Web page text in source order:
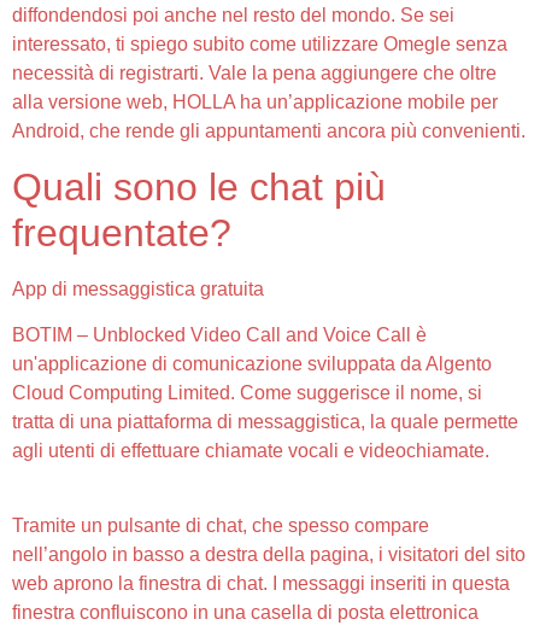
diffondendosi poi anche nel resto del mondo. Se sei
interessato, ti spiego subito come utilizzare Omegle senza
necessità di registrarti. Vale la pena aggiungere che oltre
alla versione web, HOLLA ha un’applicazione mobile per
Android, che rende gli appuntamenti ancora più convenienti.
Quali sono le chat più
frequentate?
App di messaggistica gratuita
BOTIM – Unblocked Video Call and Voice Call è
un'applicazione di comunicazione sviluppata da Algento
Cloud Computing Limited. Come suggerisce il nome, si
tratta di una piattaforma di messaggistica, la quale permette
agli utenti di effettuare chiamate vocali e videochiamate.
Tramite un pulsante di chat, che spesso compare
nell’angolo in basso a destra della pagina, i visitatori del sito
web aprono la finestra di chat. I messaggi inseriti in questa
finestra confluiscono in una casella di posta elettronica